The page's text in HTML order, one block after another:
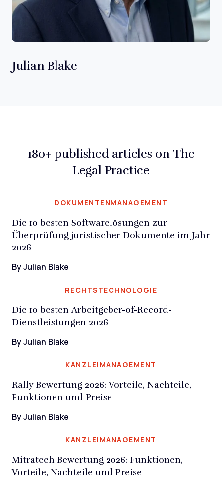
Julian Blake
180+ published articles on The
Legal Practice
DOKUMENTENMANAGEMENT
Die 10 besten Softwarelösungen zur
Überprüfung juristischer Dokumente im Jahr
2026
By Julian Blake
RECHTSTECHNOLOGIE
Die 10 besten Arbeitgeber-of-Record-
Dienstleistungen 2026
By Julian Blake
KANZLEIMANAGEMENT
Rally Bewertung 2026: Vorteile, Nachteile,
Funktionen und Preise
By Julian Blake
KANZLEIMANAGEMENT
Mitratech Bewertung 2026: Funktionen,
Vorteile, Nachteile und Preise